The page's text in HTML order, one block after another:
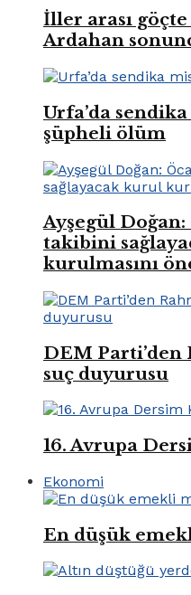
İller arası
Ardahan
Urfa’da
şüpheli ölüm
Ayşegül
takibini
kurulmasını
DEM Parti’den
suç duyurusu
16. Avrupa
Ekonomi
En düşük